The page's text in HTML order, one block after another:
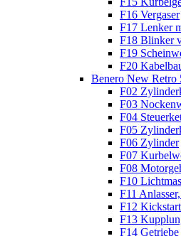
F16 Vergaser
F17 Lenker
F18 Blinker
F19
F20
Benero New Retro
F02
F03
F04
F05
F06 Zylinder
F07
F08
F10
F11
F12
F13
F14 Getriebe